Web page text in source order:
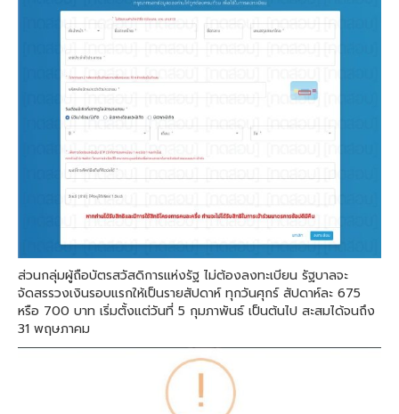
ส่วนกลุ่มผู้ถือบัตรสวัสดิการแห่งรัฐ ไม่ต้องลงทะเบียน รัฐบาลจะ
จัดสรรวงเงินรอบแรกให้เป็นรายสัปดาห์ ทุกวันศุกร์ สัปดาห์ละ 675
หรือ 700 บาท เริ่มตั้งแต่วันที่ 5 กุมภาพันธ์ เป็นต้นไป สะสมได้จนถึง
31 พฤษภาคม